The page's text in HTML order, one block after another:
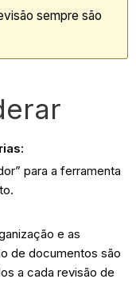
sempre são
para a ferramenta
e as
de documentos são
a cada revisão de